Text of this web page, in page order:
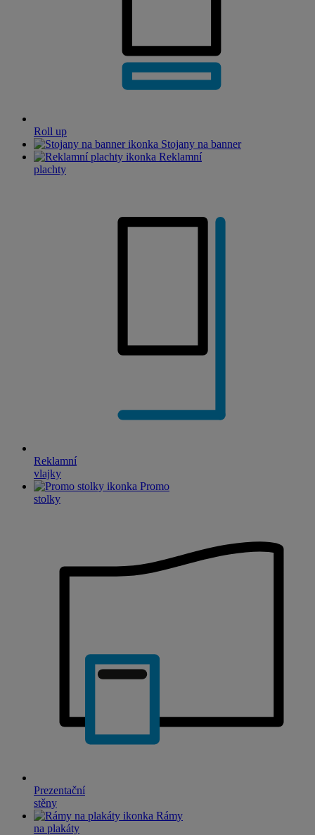
Roll up
Stojany na banner
Reklamní
plachty
Reklamní
vlajky
Promo
stolky
Prezentační
stěny
Rámy
na plakáty